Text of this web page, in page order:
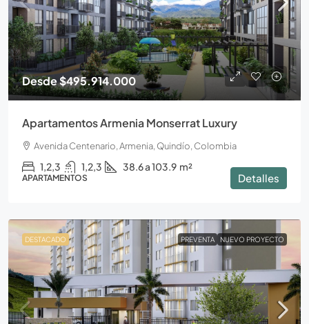
Desde$495.914.000
Apartamentos Armenia Monserrat Luxury
Avenida Centenario, Armenia, Quindío, Colombia
1,2,3 1,2,3 38.6 a 103.9 m²
APARTAMENTOS Detalles
DESTACADO PREVENTA NUEVO PROYECTO